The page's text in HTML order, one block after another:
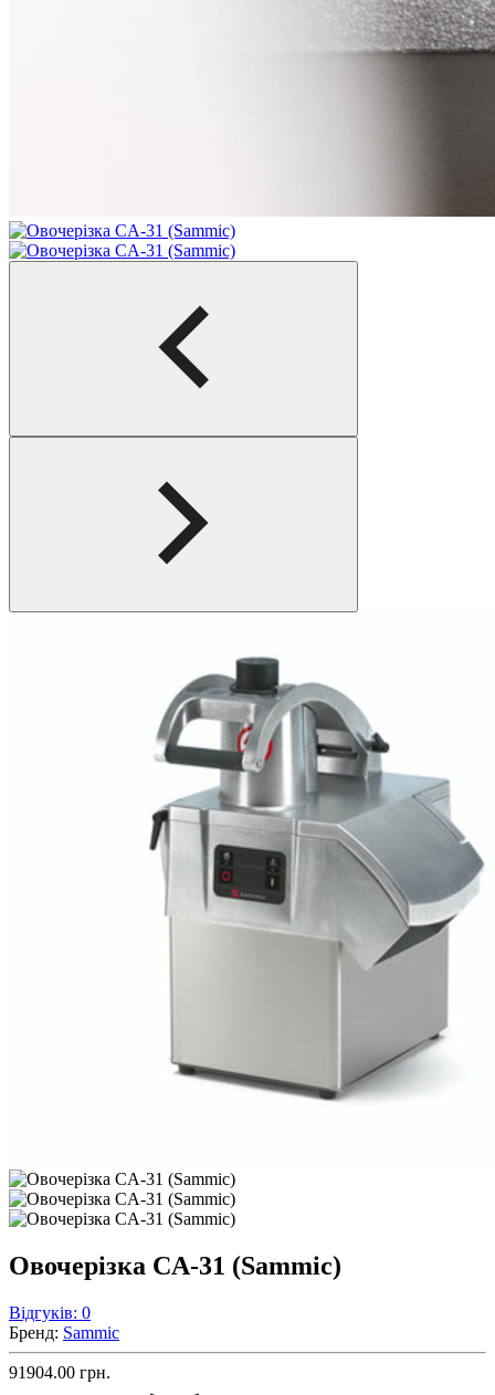
Овочерізка CA-31 (Sammic)
Відгуків: 0
Бренд: Sammic
91904.00 грн.